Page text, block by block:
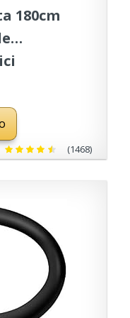
180cm
(1468)